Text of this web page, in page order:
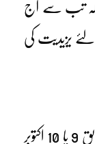
کہ تب سے آج
یزیدیت کی
یہ عظیم سانحہ 10 محرم الحرام 61 ؁ ھ (بمطابق 9 یا 10 اکتوبر